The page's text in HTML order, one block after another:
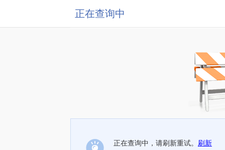
正在查询中
正在查询中，请刷新重试。 刷新